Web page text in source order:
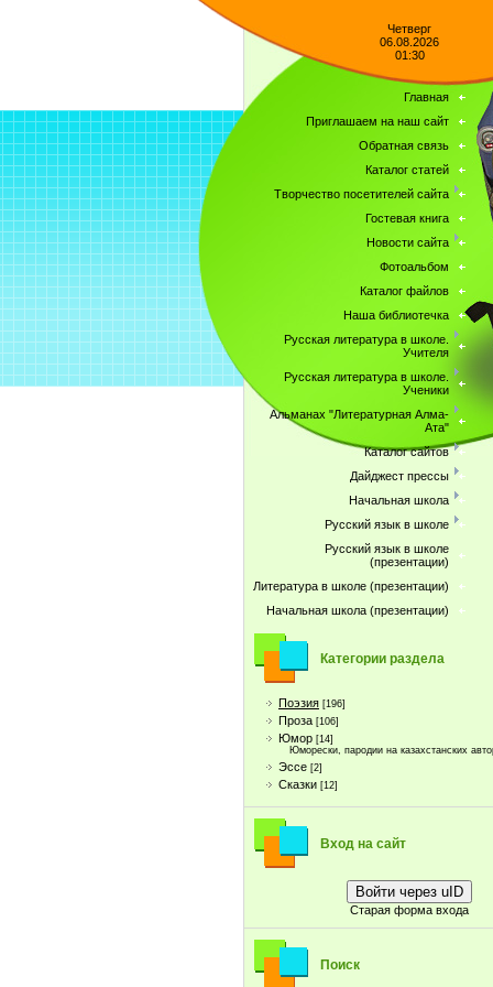
Четверг
06.08.2026
01:30
Главная
Приглашаем на наш сайт
Обратная связь
Каталог статей
Творчество посетителей сайта
Гостевая книга
Новости сайта
Фотоальбом
Каталог файлов
Наша библиотечка
Русская литература в школе.
Учителя
Русская литература в школе.
Ученики
Альманах "Литературная Алма-
Ата"
Каталог сайтов
Дайджест прессы
Начальная школа
Русский язык в школе
Русский язык в школе
(презентации)
Литература в школе (презентации)
Начальная школа (презентации)
Категории раздела
Поэзия [196]
Проза [106]
Юмор [14]
Юморески, пародии на казахстанских
Эссе [2]
Сказки [12]
Вход на сайт
Войти через uID
Старая форма входа
Поиск